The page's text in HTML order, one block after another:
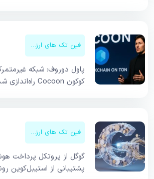
فین تک های ارزهای دیجیتال
پاول دوروف: شبکه
کوکون Cocoon راه‌اندازی شد
فین تک های ارزهای دیجیتال
گوگل از پروتکل پرداخت
پشتیبانی از استیبل‌کوین